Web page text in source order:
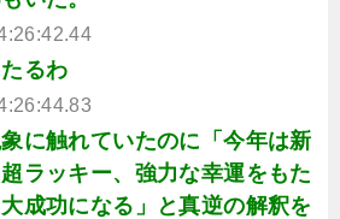
るわ
に触れていたのに「今年は新
ラッキー、強力な幸運をもた
成功になる」と真逆の解釈を